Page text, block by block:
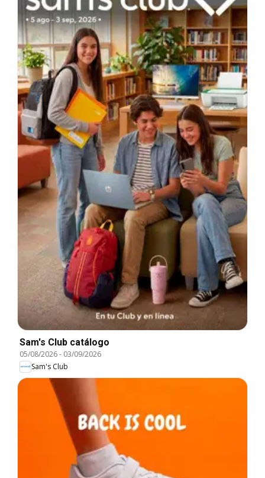
Sam's Club catálogo
05/08/2026- 03/09/2026
Sam's Club